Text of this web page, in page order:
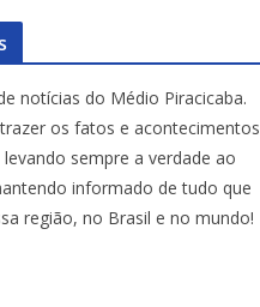
notícias do Médio Piracicaba.
os fatos e acontecimentos
sempre a verdade ao
informado de tudo que
região, no Brasil e no mundo!